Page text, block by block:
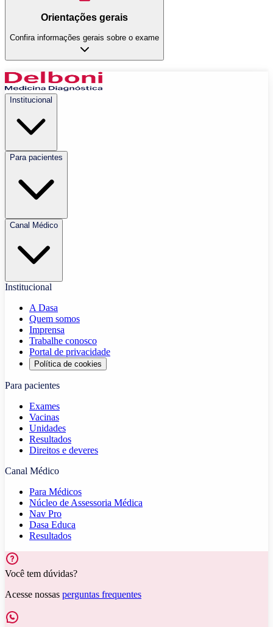
Orientações gerais
Confira informações gerais sobre o exame
Institucional
Para pacientes
Canal Médico
Institucional
A Dasa
Quem somos
Imprensa
Trabalhe conosco
Portal de privacidade
Política de cookies
Para pacientes
Exames
Vacinas
Unidades
Resultados
Direitos e deveres
Canal Médico
Para Médicos
Núcleo de Assessoria Médica
Nav Pro
Dasa Educa
Resultados
Você tem dúvidas?
Acesse nossas perguntas frequentes